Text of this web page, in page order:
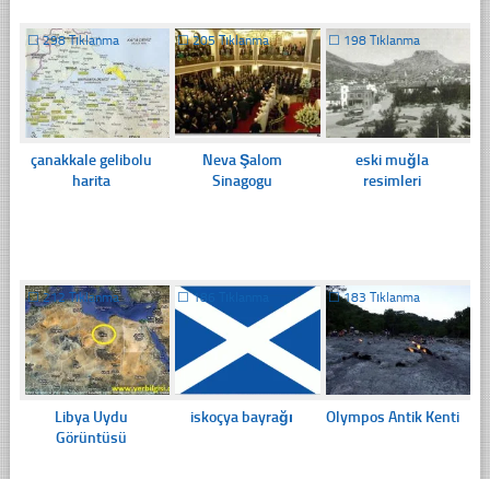
☐298 Tıklanma
çanakkale gelibolu
harita
☐205 Tıklanma
Neva Şalom
Sinagogu
☐ 198 Tıklanma
eski muğla
resimleri
☐212 Tıklanma
Libya Uydu
Görüntüsü
☐186 Tıklanma
iskoçya bayrağı
☐183 Tıklanma
Olympos Antik Kenti